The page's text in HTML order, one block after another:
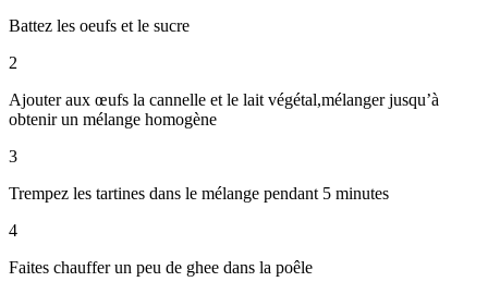
Battez les oeufs et le sucre
2
Ajouter aux œufs la cannelle et le lait végétal,mélanger jusqu’à
obtenir un mélange homogène
3
Trempez les tartines dans le mélange pendant 5 minutes
4
Faites chauffer un peu de ghee dans la poêle